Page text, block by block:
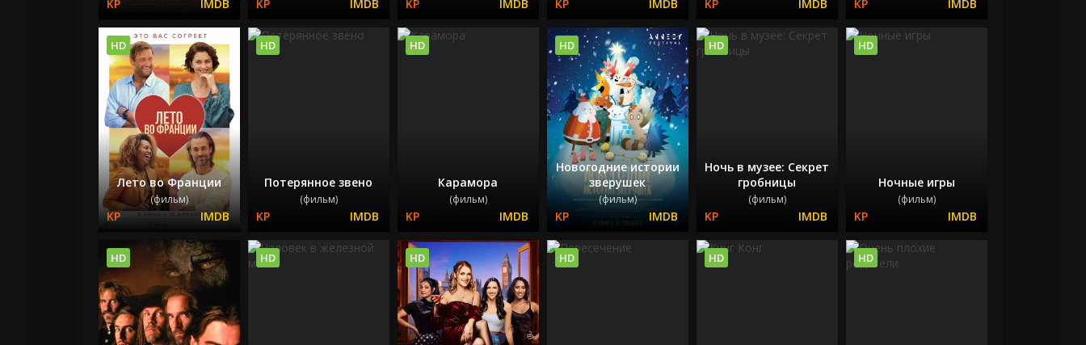
Лето во Франции
(фильм)
HD
Потерянное звено
(фильм)
HD
Карамора
(фильм)
HD
Новогодние истории
зверушек
(фильм)
HD
Ночь в музее: Секрет
гробницы
(фильм)
HD
Ночные игры
(фильм)
HD
HD HD HD HD HD HD